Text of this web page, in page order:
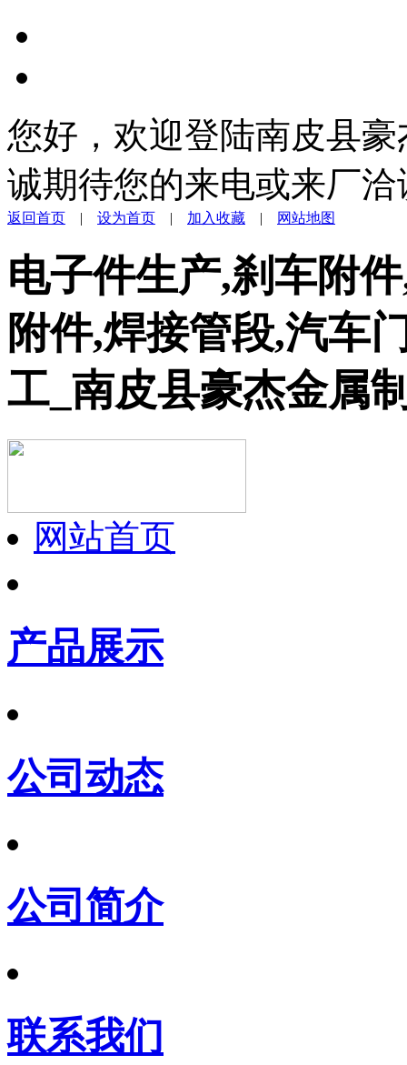
您好，欢迎登陆南皮县
诚期待您的来电或来厂洽
返回首页 | 设为首页 | 加入收藏 | 网站地图
电子件生产,刹车附
附件,焊接管段,汽车
工_南皮县豪杰金属
网站首页
产品展示
公司动态
公司简介
联系我们